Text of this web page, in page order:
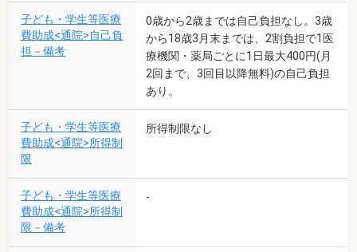
子ども・学生等医療
費助成<通院>自己負
担－備考
0歳から2歳までは自己負担なし。3歳
から18歳3月末までは、2割負担で1医
療機関・薬局ごとに1日最大400円(月
2回まで、3回目以降無料)の自己負担
あり。
子ども・学生等医療
費助成<通院>所得制
限
所得制限なし
子ども・学生等医療
費助成<通院>所得制
限－備考
-